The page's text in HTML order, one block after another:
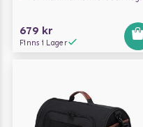
679 kr
Finns i Lager